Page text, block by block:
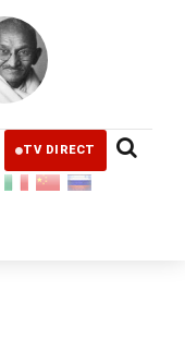
TV DIRECT